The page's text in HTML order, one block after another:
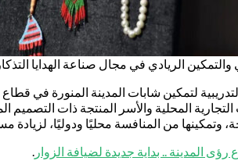
الريادي في مجال صناعة الهدايا
لتمكين شابات المدينة المنورة في
المحلية والأسر المنتجة ذات
وتمكينها من المنافسة محليًا ودوليًا، لزيادة
المدينة .. بداية جديدة لضيافة الزوار